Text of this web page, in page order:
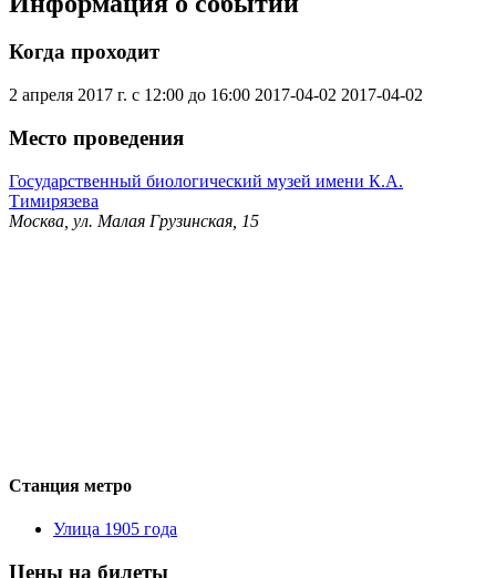
Когда проходит
2 апреля 2017 г. с 12:00 до 16:00 2017-04-02 2017-04-02
Место проведения
Государственный биологический музей имени К.А.
Тимирязева
Москва, ул. Малая Грузинская, 15
Станция метро
Улица 1905 года
Цены на билеты